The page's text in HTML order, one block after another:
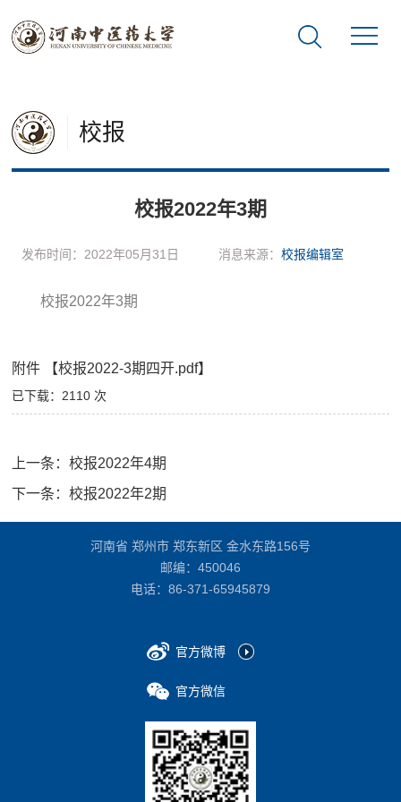
校报
校报2022年3期
发布时间：2022年05月31日 消息来源： 校报编辑室
校报2022年3期
附件 【校报2022-3期四开.pdf】
已下载： 2110 次
上一条：校报2022年4期
下一条：校报2022年2期
河南省 郑州市 郑东新区 金水东路156号
邮编：450046
电话： 86-371-65945879
官方微博
官方微信